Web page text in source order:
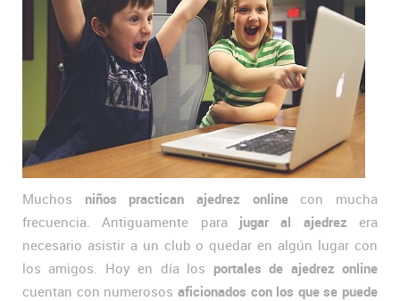
Muchos niños practican ajedrez onlinecon mucha
frecuencia. Antiguamente para jugar al ajedrez era
necesario asistir a un club o quedar en algún lugar con
los amigos. Hoy en día los portales de ajedrez online
cuentan con numerosos aficionados con los que se puede